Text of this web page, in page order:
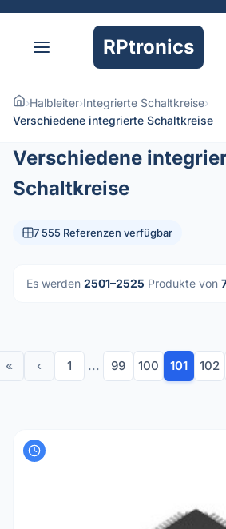
RPtronics
›Halbleiter›Integrierte Schaltkreise›
Verschiedene integrierte Schaltkreise
Verschiedene
Schaltkreise
7 555 Referenzen verfügbar
Es werden 2501–2525 Produkte von
« ‹ 1 ... 99 100 101 102